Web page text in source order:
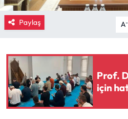
Paylaş A-
Prof.
için
İskilip Haberleri
Kültür Sanat
Laçin Haberleri